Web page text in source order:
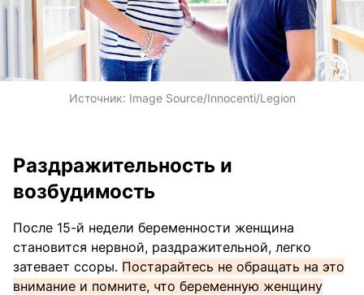
Источник: Image Source/Innocenti/Legion
Раздражительность и
возбудимость
После 15-й недели беременности женщина
становится нервной, раздражительной, легко
затевает ссоры. Постарайтесь не обращать на это
внимание и помните, что беременную женщину